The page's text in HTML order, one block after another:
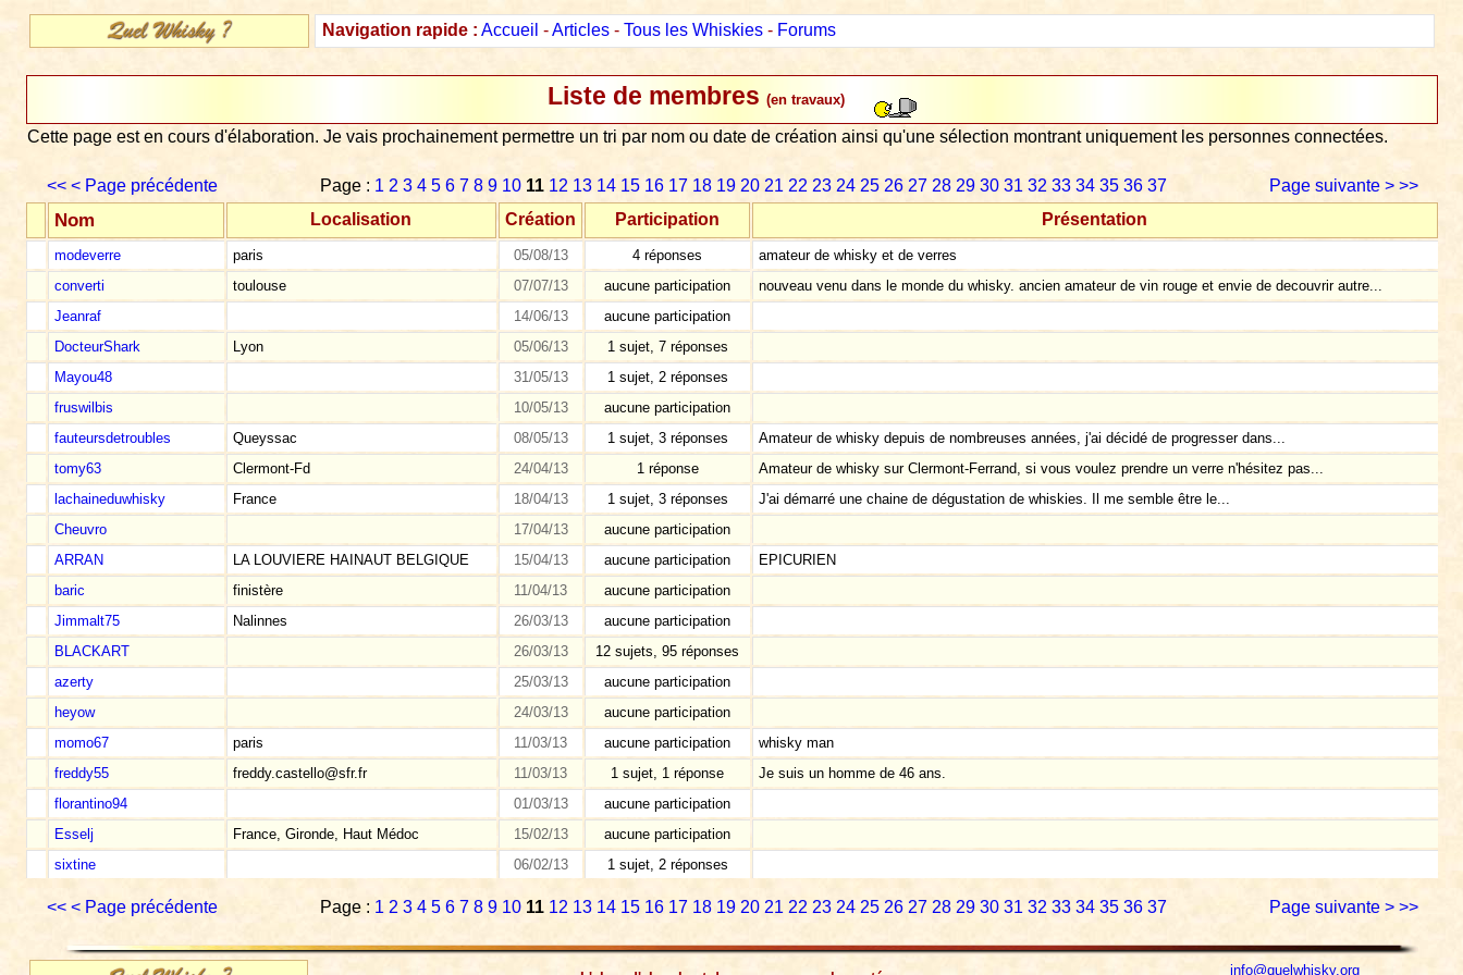
Navigation rapide : Accueil -Articles- Tous les Whiskies- Forums
Liste de membres (en travaux)
Cette page est en cours d'élaboration. Je vais prochainement permettre un tri par nom ou date de création ainsi qu'une sélection montrant uniquement les personnes connectées.
<< < Page précédente Page : 1 2 3 4 5 6 7 8 9 10 11 12 13 14 15 16 17 18 19 20 21 22 23 24 25 26 27 28 29 30 31 32 33 34 35 36 37 Page suivante > >>
Nom Localisation Création Participation Présentation
modeverre paris 05/08/13 4 réponses
amateur de whisky et de verres
converti
toulouse 07/07/13 aucune participation
nouveau venu dans le monde du whisky. ancien amateur de vin rouge et envie de decouvrir autre...
Jeanraf
14/06/13
aucune participation
DocteurShark
Lyon 05/06/13
1 sujet, 7 réponses
Mayou48
31/05/13
1 sujet, 2 réponses
fruswilbis
10/05/13
aucune participation
fauteursdetroubles
Queyssac 08/05/13 1 sujet, 3 réponses
Amateur de whisky depuis de nombreuses années, j'ai décidé de progresser dans...
tomy63
Clermont-Fd 24/04/13 1 réponse
Amateur de whisky sur Clermont-Ferrand, si vous voulez prendre un verre n'hésitez pas...
lachaineduwhisky
France 18/04/13 1 sujet, 3 réponses
J'ai démarré une chaine de dégustation de whiskies. Il me semble être le...
Cheuvro
17/04/13
aucune participation
ARRAN
LA LOUVIERE HAINAUT BELGIQUE 15/04/13 aucune participation
EPICURIEN
baric
finistère 11/04/13
aucune participation
Jimmalt75
Nalinnes 26/03/13
aucune participation
BLACKART
26/03/13
12 sujets, 95 réponses
azerty
25/03/13
aucune participation
heyow
24/03/13
aucune participation
momo67
paris 11/03/13 aucune participation
whisky man
freddy55
freddy.castello@sfr.fr 11/03/13 1 sujet, 1 réponse
Je suis un homme de 46 ans.
florantino94
01/03/13
aucune participation
Esselj
France, Gironde, Haut Médoc 15/02/13
aucune participation
sixtine
06/02/13 1 sujet, 2 réponses
<< < Page précédente Page : 1 2 3 4 5 6 7 8 9 10 11 12 13 14 15 16 17 18 19 20 21 22 23 24 25 26 27 28 29 30 31 32 33 34 35 36 37 Page suivante > >>
info@quelwhisky.org